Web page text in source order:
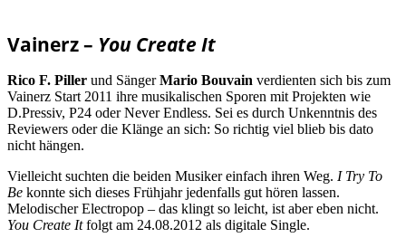
Vainerz – You Create It
Rico F. Piller und SängerMario Bouvain verdienten sich bis zum
Vainerz Start 2011 ihre musikalischen Sporen mit Projekten wie
D.Pressiv, P24 oder Never Endless. Sei es durch Unkenntnis des
Reviewers oder die Klänge an sich: So richtig viel blieb bis dato
nicht hängen.
Vielleicht suchten die beiden Musiker einfach ihren Weg. I Try To
Be konnte sich dieses Frühjahr jedenfalls gut hören lassen.
Melodischer Electropop – das klingt so leicht, ist aber eben nicht.
You Create Itfolgt am 24.08.2012 als digitale Single.